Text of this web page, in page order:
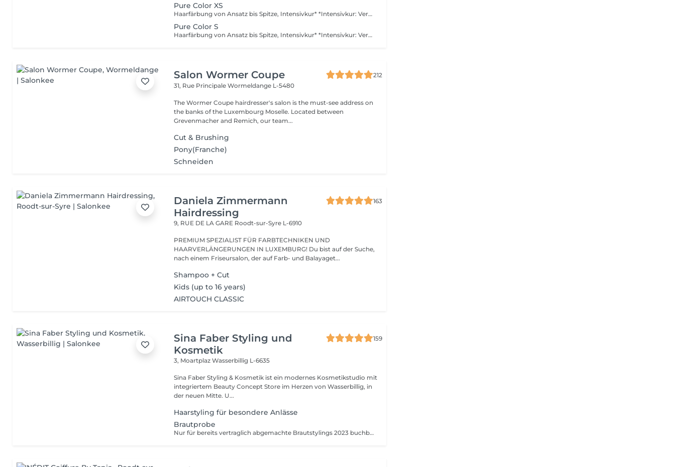
Pure Color XS
Haarfärbung von Ansatz bis Spitze, Intensivkur* *Intensivkur: Versorgt das Haar mit hochkonzentrierten Pflegewirkstoffen, die tief in die Haarstruktur eindringen und Schäden gezielt reparieren
Pure Color S
Haarfärbung von Ansatz bis Spitze, Intensivkur* *Intensivkur: Versorgt das Haar mit hochkonzentrierten Pflegewirkstoffen, die tief in die Haarstruktur eindringen und Schäden gezielt reparieren
Salon Wormer Coupe
212
31, Rue PrincipaleWormeldange L-5480
The Wormer Coupe hairdresser's salon is the must-see address on
the banks of the Luxembourg Moselle. Located between
Grevenmacher and Remich, our team...
Cut & Brushing
Pony(Franche)
Schneiden
Daniela Zimmermann
Hairdressing
163
9, RUE DE LA GARE Roodt-sur-Syre L-6910
PREMIUM SPEZIALIST FÜR FARBTECHNIKEN UND
HAARVERLÄNGERUNGEN IN LUXEMBURG! Du bist auf der Suche,
nach einem Friseursalon, der auf Farb- und Balayaget...
Shampoo + Cut
Kids (up to 16 years)
AIRTOUCH CLASSIC
Sina Faber Styling und
Kosmetik
159
3, MoartplazWasserbillig L-6635
Sina Faber Styling & Kosmetik ist ein modernes Kosmetikstudio mit
integriertem Beauty Concept Store im Herzen von Wasserbillig, in
der neuen Mitte. U...
Haarstyling für besondere Anlässe
Brautprobe
Nur für bereits vertraglich abgemachte Brautstylings 2023 buchbar. Wenn du Interesse an einem Brautstyling hast, was du noch nicht gebucht hast, bitte nicht buchen. Kontaktiere mich dann erst über WhatsApp.